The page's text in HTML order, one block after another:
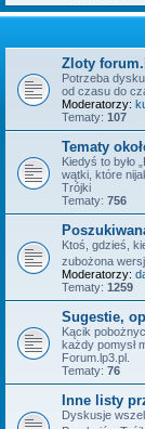
Zloty
Potrzeba
od czasu do
Moderatorzy:
Tematy: 107
Tematy
Kiedyś to było
wątki, które
Trójki
Tematy: 756
Ktoś, gdzieś,
zubożona
Moderatorzy:
Tematy: 1259
Sugestie,
Kącik
każdy pomysł
Forum.lp3.pl.
Tematy: 76
Inne listy
Dyskusje